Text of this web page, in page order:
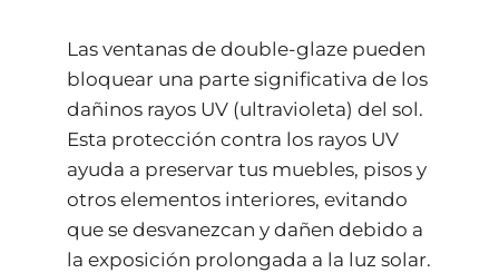
Las ventanas de double-glaze pueden
bloquear una parte significativa de los
dañinos rayos UV(ultravioleta) del sol.
Esta protección contra los rayos UV
ayuda a preservar tus muebles, pisos y
otros elementos interiores, evitando
que se desvanezcan y dañen debido a
la exposición prolongada a la luz solar.